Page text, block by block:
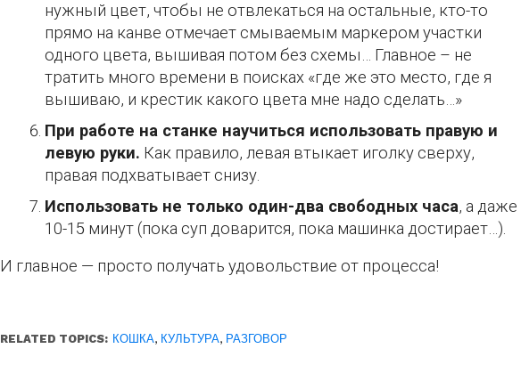
нужный цвет, чтобы не отвлекаться на остальные, кто-то
прямо на канве отмечает смываемым маркером участки
одного цвета, вышивая потом без схемы… Главное – не
тратить много времени в поисках «где же это место, где я
вышиваю, и крестик какого цвета мне надо сделать…»
При работе на станке научиться использовать правую и
левую руки. Как правило, левая втыкает иголку сверху,
правая подхватывает снизу.
Использовать не только один-два свободных часа, а даже
10-15 минут (пока суп доварится, пока машинка достирает…).
И главное — просто получать удовольствие от процесса!
RELATED TOPICS: КОШКА, КУЛЬТУРА, РАЗГОВОР